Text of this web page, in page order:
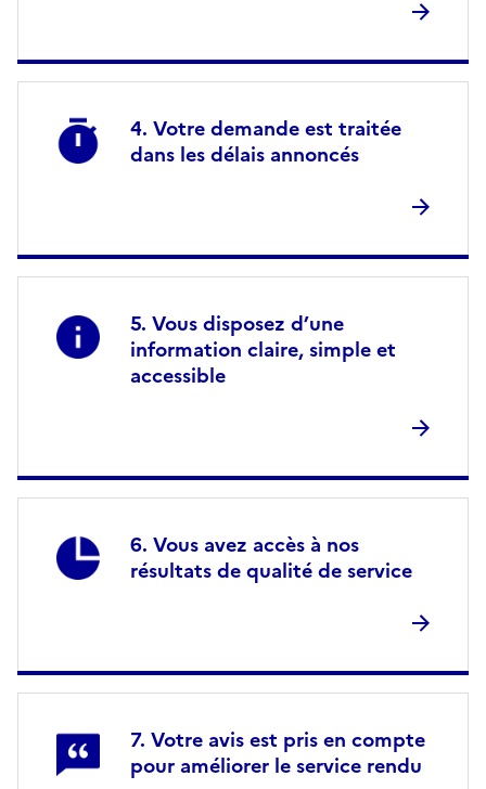
Votre demande est traitée
dans les délais annoncés
Vous disposez d’une
information claire, simple et
accessible
Vous avez accès à nos
résultats de qualité de service
Votre avis est pris en compte
pour améliorer le service rendu